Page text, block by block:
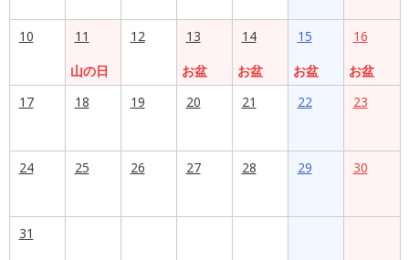
10
11
山の日
12
13
お盆
14
お盆
15
お盆
16
お盆
17
18 19 20 21 22 23
24 25 26 27 28 29 30
31